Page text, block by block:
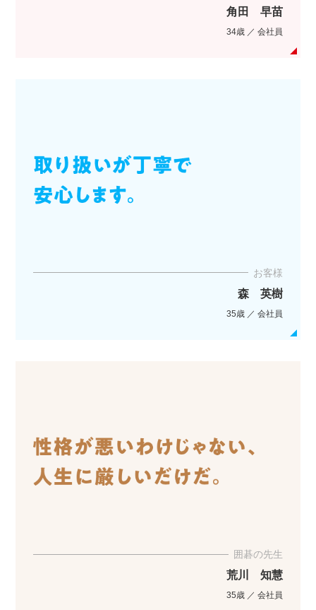
角田 早苗
34歳 ／ 会社員
お客様
森 英樹
35歳 ／ 会社員
囲碁の先生
荒川 知慧
35歳 ／ 会社員